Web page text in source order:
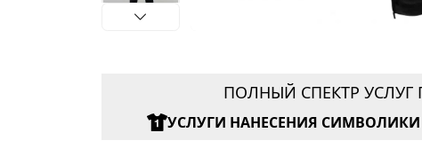
ПОЛНЫЙ СПЕКТР
УСЛУГИ НАНЕСЕНИЯ СИМВОЛИКИ